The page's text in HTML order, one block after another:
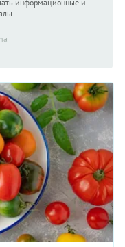
информационные и